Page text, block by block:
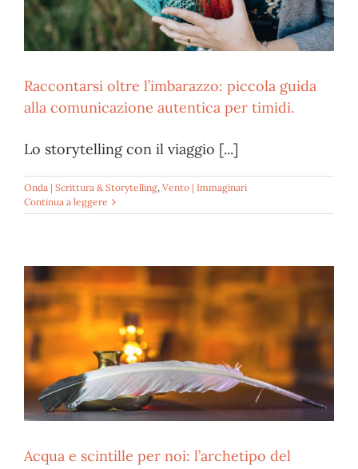
Raccontarsi oltre l’imbarazzo: piccola guida
alla comunicazione autentica per timidi.
Lo storytelling con il viaggio [...]
Onda | Scrittura & Storytelling, Vento | Immaginari
Continua a leggere
Acqua e scintille per noi: l’archetipo del